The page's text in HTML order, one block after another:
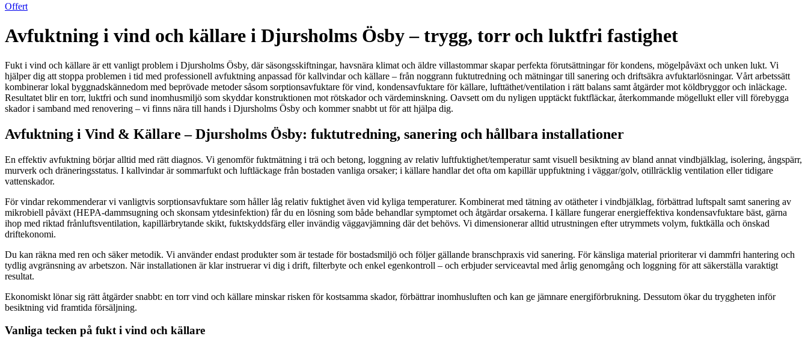
Offert
Avfuktning i vind och källare i Djursholms Ösby – trygg, torr och luktfri fastighet
Fukt i vind och källare är ett vanligt problem i Djursholms Ösby, där säsongsskiftningar, havsnära klimat och äldre villastommar skapar perfekta förutsättningar för kondens, mögelpåväxt och unken lukt. Vi
hjälper dig att stoppa problemen i tid med professionell avfuktning anpassad för kallvindar och källare – från noggrann fuktutredning och mätningar till sanering och driftsäkra avfuktarlösningar. Vårt arbetssätt
kombinerar lokal byggnadskännedom med beprövade metoder såsom sorptionsavfuktare för vind, kondensavfuktare för källare, lufttäthet/ventilation i rätt balans samt åtgärder mot köldbryggor och inläckage.
Resultatet blir en torr, luktfri och sund inomhusmiljö som skyddar konstruktionen mot rötskador och värde­minskning. Oavsett om du nyligen upptäckt fuktfläckar, återkommande mögellukt eller vill förebygga
skador i samband med renovering – vi finns nära till hands i Djursholms Ösby och kommer snabbt ut för att hjälpa dig.
Avfuktning i Vind & Källare – Djursholms Ösby: fuktutredning, sanering och hållbara installationer
En effektiv avfuktning börjar alltid med rätt diagnos. Vi genomför fuktmätning i trä och betong, loggning av relativ luftfuktighet/temperatur samt visuell besiktning av bland annat vindbjälklag, isolering, ångspärr,
murverk och dräneringsstatus. I kallvindar är sommarfukt och luftläckage från bostaden vanliga orsaker; i källare handlar det ofta om kapillär uppfuktning i väggar/golv, otillräcklig ventilation eller tidigare
vattenskador.
För vindar rekommenderar vi vanligtvis sorptionsavfuktare som håller låg relativ fuktighet även vid kyliga temperaturer. Kombinerat med tätning av otätheter i vindbjälklag, förbättrad luftspalt samt sanering av
mikrobiell påväxt (HEPA-dammsugning och skonsam ytdesinfektion) får du en lösning som både behandlar symptomet och åtgärdar orsakerna. I källare fungerar energieffektiva kondensavfuktare bäst, gärna
ihop med riktad frånluftsventilation, kapillärbrytande skikt, fuktskyddsfärg eller invändig väggavjämning där det behövs. Vi dimensionerar alltid utrustningen efter utrymmets volym, fuktkälla och önskad
driftekonomi.
Du kan räkna med ren och säker metodik. Vi använder endast produkter som är testade för bostadsmiljö och följer gällande branschpraxis vid sanering. För känsliga material prioriterar vi dammfri hantering och
tydlig avgränsning av arbetszon. När installationen är klar instruerar vi dig i drift, filterbyte och enkel egenkontroll – och erbjuder serviceavtal med årlig genomgång och loggning för att säkerställa varaktigt
resultat.
Ekonomiskt lönar sig rätt åtgärder snabbt: en torr vind och källare minskar risken för kostsamma skador, förbättrar inomhusluften och kan ge jämnare energiförbrukning. Dessutom ökar du tryggheten inför
besiktning vid framtida försäljning.
Vanliga tecken på fukt i vind och källare